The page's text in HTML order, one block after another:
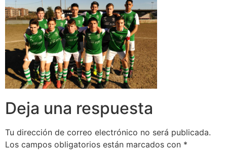
Deja una respuesta
Tu dirección de correo electrónico no será publicada.
Los campos obligatorios están marcados con *